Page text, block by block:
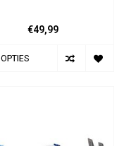
€49,99
OPTIES